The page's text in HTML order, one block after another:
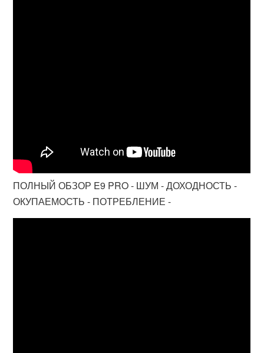
ПОЛНЫЙ ОБЗОР E9 PRO - ШУМ - ДОХОДНОСТЬ -
ОКУПАЕМОСТЬ - ПОТРЕБЛЕНИЕ -